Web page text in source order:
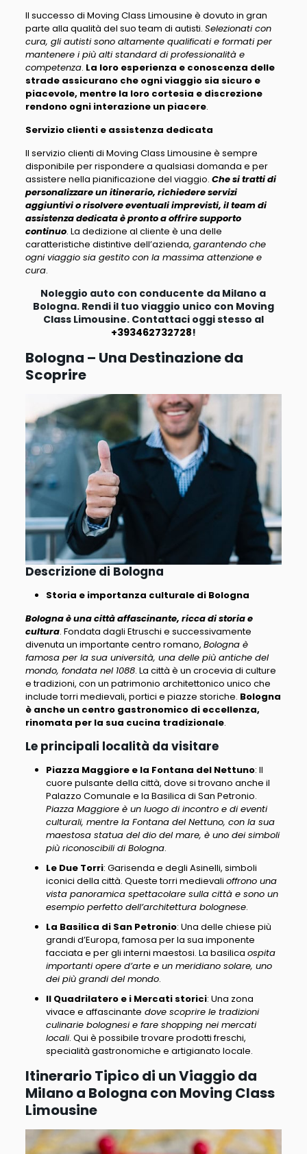
Il successo di Moving Class Limousine è dovuto in gran
parte alla qualità del suo team di autisti. Selezionati con
cura, gli autisti sono altamente qualificati e formati per
mantenere i più alti standard di professionalità e
competenza. La loro esperienza e conoscenza delle
strade assicurano che ogni viaggio sia sicuro e
piacevole, mentre la loro cortesia e discrezione
rendono ogni interazione un piacere.
Servizio clienti e assistenza dedicata
Il servizio clienti di Moving Class Limousine è sempre
disponibile per rispondere a qualsiasi domanda e per
assistere nella pianificazione del viaggio. Che si tratti di
personalizzare un itinerario, richiedere servizi
aggiuntivi o risolvere eventuali imprevisti, il team di
assistenza dedicata è pronto a offrire supporto
continuo. La dedizione al cliente è una delle
caratteristiche distintive dell’azienda, garantendo che
ogni viaggio sia gestito con la massima attenzione e
cura.
Noleggio auto con conducente da Milano a
Bologna. Rendi il tuo viaggio unico con Moving
Class Limousine. Contattaci oggi stesso al
+393462732728!
Bologna – Una Destinazione da
Scoprire
Descrizione di Bologna
Storia e importanza culturale di Bologna
Bologna è una città affascinante, ricca di storia e
cultura. Fondata dagli Etruschi e successivamente
divenuta un importante centro romano, Bologna è
famosa per la sua università, una delle più antiche del
mondo, fondata nel 1088. La città è un crocevia di culture
e tradizioni, con un patrimonio architettonico unico che
include torri medievali, portici e piazze storiche. Bologna
è anche un centro gastronomico di eccellenza,
rinomata per la sua cucina tradizionale.
Le principali località da visitare
Piazza Maggiore e la Fontana del Nettuno: Il
cuore pulsante della città, dove si trovano anche il
Palazzo Comunale e la Basilica di San Petronio.
Piazza Maggiore è un luogo di incontro e di eventi
culturali, mentre la Fontana del Nettuno, con la sua
maestosa statua del dio del mare, è uno dei simboli
più riconoscibili di Bologna.
Le Due Torri: Garisenda e degli Asinelli, simboli
iconici della città. Queste torri medievali offrono una
vista panoramica spettacolare sulla città e sono un
esempio perfetto dell’architettura bolognese.
La Basilica di San Petronio: Una delle chiese più
grandi d’Europa, famosa per la sua imponente
facciata e per gli interni maestosi. La basilica ospita
importanti opere d’arte e un meridiano solare, uno
dei più grandi del mondo.
Il Quadrilatero e i Mercati storici: Una zona
vivace e affascinante dove scoprire le tradizioni
culinarie bolognesi e fare shopping nei mercati
locali. Qui è possibile trovare prodotti freschi,
specialità gastronomiche e artigianato locale.
Itinerario Tipico di un Viaggio da
Milano a Bologna con Moving Class
Limousine